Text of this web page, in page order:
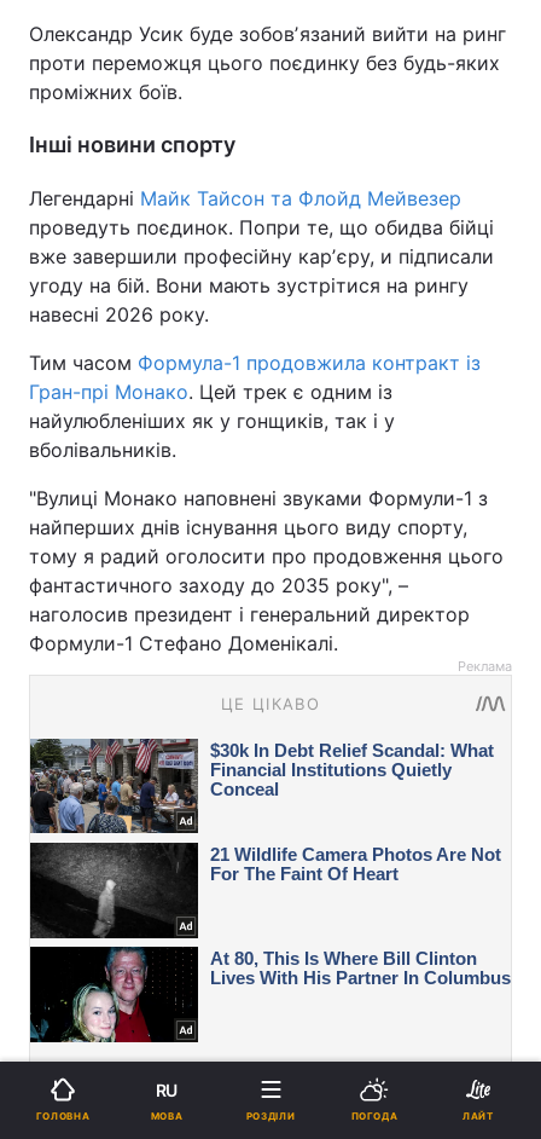
Олександр Усик буде зобовʼязаний вийти на ринг
проти переможця цього поєдинку без будь-яких
проміжних боїв.
Інші новини спорту
Легендарні Майк Тайсон та Флойд Мейвезер
проведуть поєдинок. Попри те, що обидва бійці
вже завершили професійну карʼєру, и підписали
угоду на бій. Вони мають зустрітися на рингу
навесні 2026 року.
Тим часом Формула-1 продовжила контракт із
Гран-прі Монако. Цей трек є одним із
найулюбленіших як у гонщиків, так і у
вболівальників.
"Вулиці Монако наповнені звуками Формули-1 з
найперших днів існування цього виду спорту,
тому я радий оголосити про продовження цього
фантастичного заходу до 2035 року", –
наголосив президент і генеральний директор
Формули-1 Стефано Доменікалі.
Реклама
ГОЛОВНА
RU
МОВА РОЗДІЛИ ПОГОДА ЛАЙТ